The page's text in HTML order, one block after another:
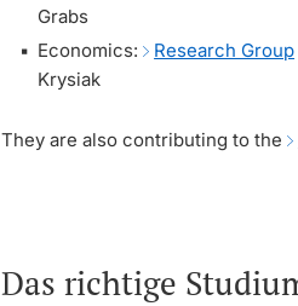
Grabs
Economics: Research Group
Krysiak
They are also contributing to the
Das richtige